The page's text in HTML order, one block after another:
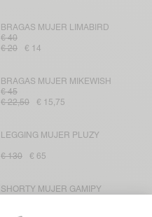
BRAGAS MUJER LIMABIRD
€ 40
€ 20
€ 14
BRAGAS MUJER MIKEWISH
€ 45
€ 22,50
€ 15,75
LEGGING MUJER PLUZY
€ 130 € 65
SHORTY MUJER GAMIPY